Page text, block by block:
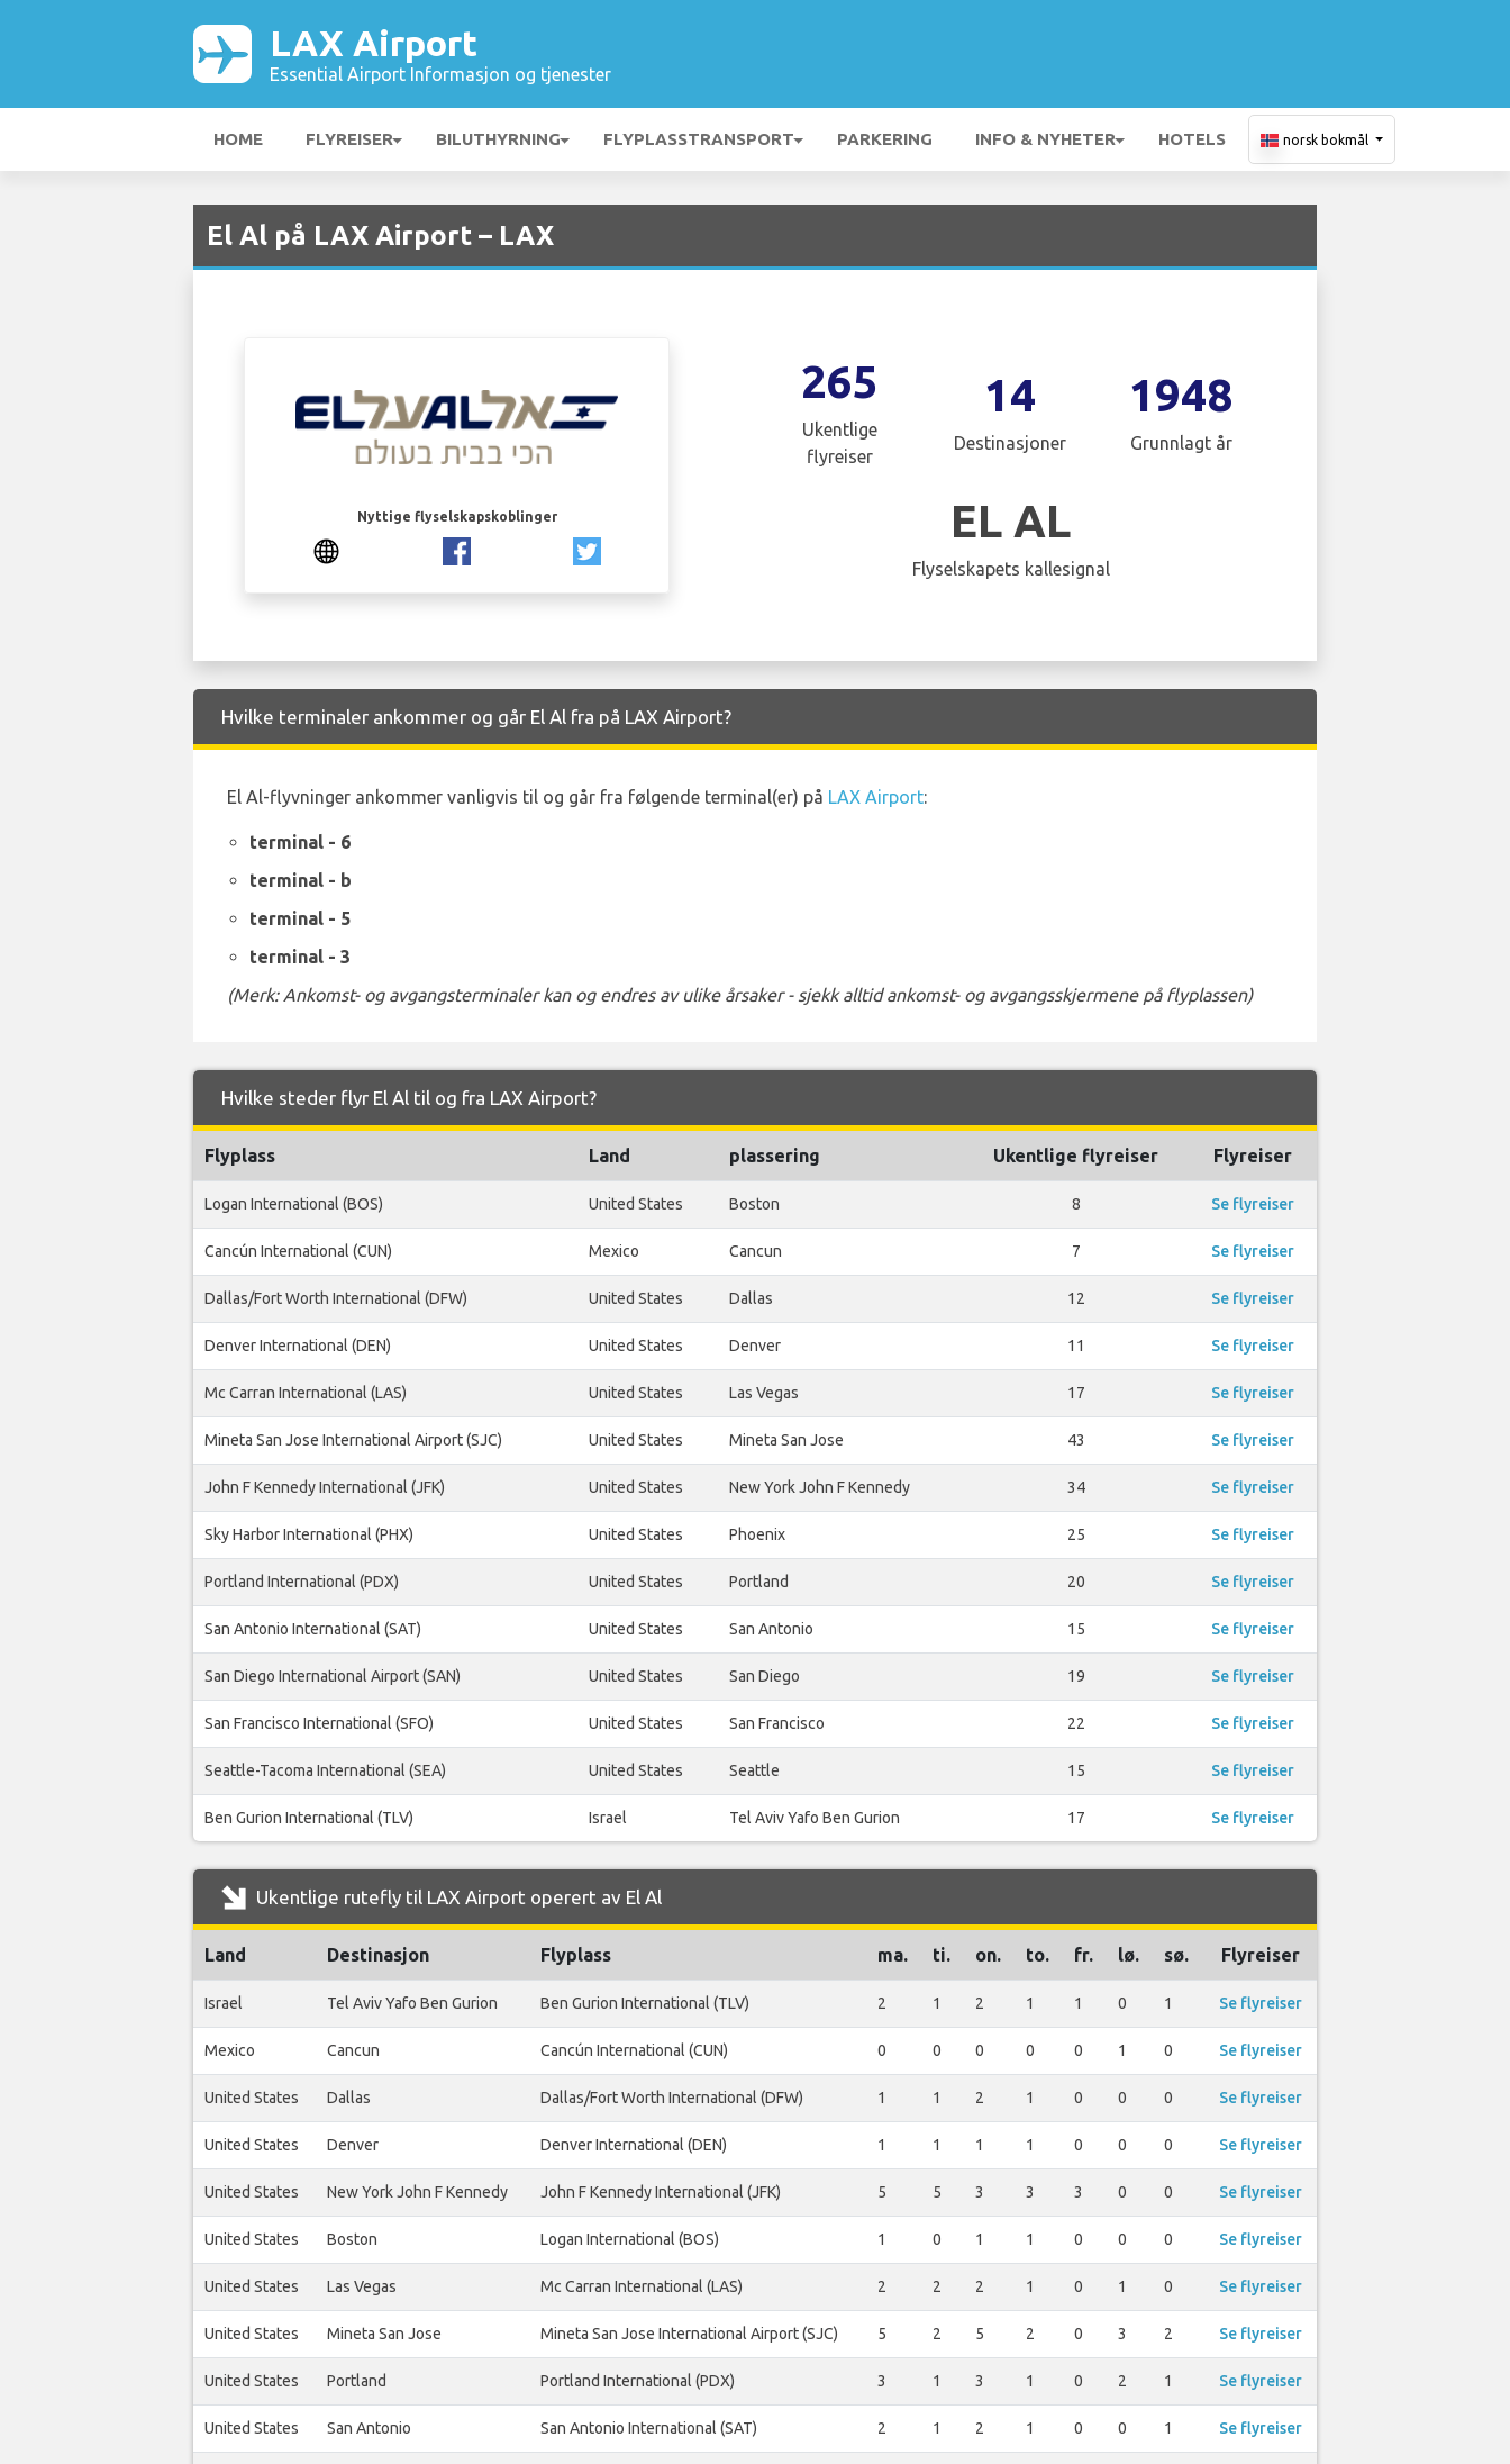
LAX Airport
Essential Airport Informasjon og tjenester
HOME FLYREISER BILUTHYRNING FLYPLASSTRANSPORT PARKERING INFO & NYHETER HOTELS norsk bokmål
El Al på LAX Airport – LAX
Nyttige flyselskapskoblinger
265
Ukentlige
flyreiser
14
Destinasjoner
1948
Grunnlagt år
EL AL
Flyselskapets kallesignal
Hvilke terminaler ankommer og går El Al fra på LAX Airport?
El Al-flyvninger ankommer vanligvis til og går fra følgende terminal(er) på LAX Airport:
terminal - 6
terminal - b
terminal - 5
terminal - 3
(Merk: Ankomst- og avgangsterminaler kan og endres av ulike årsaker - sjekk alltid ankomst- og avgangsskjermene på flyplassen)
Hvilke steder flyr El Al til og fra LAX Airport?
Flyplass Land plassering Ukentlige flyreiser Flyreiser
Logan International (BOS) United States Boston 8 Se flyreiser
Cancún International (CUN) Mexico Cancun 7 Se flyreiser
Dallas/Fort Worth International (DFW) United States Dallas 12 Se flyreiser
Denver International (DEN) United States Denver 11 Se flyreiser
Mc Carran International (LAS) United States Las Vegas 17 Se flyreiser
Mineta San Jose International Airport (SJC) United States Mineta San Jose 43 Se flyreiser
John F Kennedy International (JFK) United States New York John F Kennedy 34 Se flyreiser
Sky Harbor International (PHX) United States Phoenix 25 Se flyreiser
Portland International (PDX) United States Portland 20 Se flyreiser
San Antonio International (SAT) United States San Antonio 15 Se flyreiser
San Diego International Airport (SAN) United States San Diego 19 Se flyreiser
San Francisco International (SFO) United States San Francisco 22 Se flyreiser
Seattle-Tacoma International (SEA) United States Seattle 15 Se flyreiser
Ben Gurion International (TLV) Israel Tel Aviv Yafo Ben Gurion 17 Se flyreiser
Ukentlige rutefly til LAX Airport operert av El Al
Land Destinasjon Flyplass ma. ti. on. to. fr. lø. sø. Flyreiser
Israel Tel Aviv Yafo Ben Gurion Ben Gurion International (TLV) 2 1 2 1 1 0 1 Se flyreiser
Mexico Cancun Cancún International (CUN) 0 0 0 0 0 1 0 Se flyreiser
United States Dallas Dallas/Fort Worth International (DFW) 1 1 2 1 0 0 0 Se flyreiser
United States Denver Denver International (DEN) 1 1 1 1 0 0 0 Se flyreiser
United States New York John F Kennedy John F Kennedy International (JFK) 5 5 3 3 3 0 0 Se flyreiser
United States Boston Logan International (BOS) 1 0 1 1 0 0 0 Se flyreiser
United States Las Vegas Mc Carran International (LAS) 2 2 2 1 0 1 0 Se flyreiser
United States Mineta San Jose Mineta San Jose International Airport (SJC) 5 2 5 2 0 3 2 Se flyreiser
United States Portland Portland International (PDX) 3 1 3 1 0 2 1 Se flyreiser
United States San Antonio San Antonio International (SAT) 2 1 2 1 0 0 1 Se flyreiser